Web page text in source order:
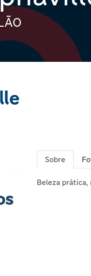
Sobre
Beleza prática,